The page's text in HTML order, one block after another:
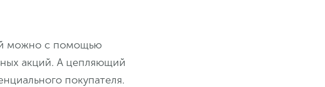
можно с помощью
акций. А цепляющий
покупателя.